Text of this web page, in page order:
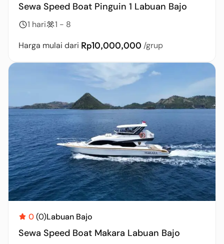
Sewa Speed Boat Pinguin 1 Labuan Bajo
1 hari
1 - 8
Harga mulai dari Rp10,000,000 /grup
0(0)Labuan Bajo
Sewa Speed Boat Makara Labuan Bajo